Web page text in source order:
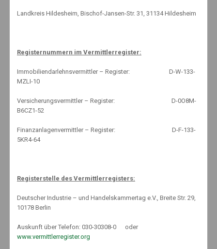
#VOLLSTARKSCHLAU
About The Author
Landkreis Hildesheim, Bischof-Jansen-Str. 31, 31134 Hildesheim
Registernummern im Vermittlerregister:
Immobiliendarlehnsvermittler – Register: D-W-133-
MZLI-10
Versicherungsvermittler – Register: D-0O8M-
B6CZ1-52
Finanzanlagenvermittler – Register: D-F-133-
5KR4-64
Registerstelle des Vermittlerregisters:
Deutscher Industrie – und Handelskammertag e.V., Breite Str. 29,
10178 Berlin
Auskunft über Telefon: 030-30308-0 oder
www.vermittlerregister.org